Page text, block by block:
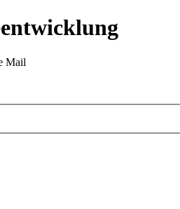
Mail